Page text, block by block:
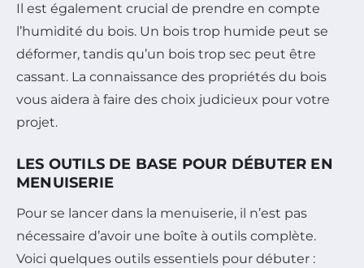
Il est également crucial de prendre en compte
l’humidité du bois. Un bois trop humide peut se
déformer, tandis qu’un bois trop sec peut être
cassant. La connaissance des propriétés du bois
vous aidera à faire des choix judicieux pour votre
projet.
LES OUTILS DE BASE POUR DÉBUTER EN
MENUISERIE
Pour se lancer dans la menuiserie, il n’est pas
nécessaire d’avoir une boîte à outils complète.
Voici quelques outils essentiels pour débuter :